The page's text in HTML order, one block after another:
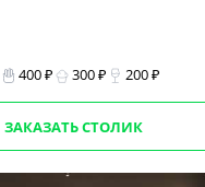
400 ₽ 300 ₽ 200 ₽
ЗАКАЗАТЬ СТОЛИК